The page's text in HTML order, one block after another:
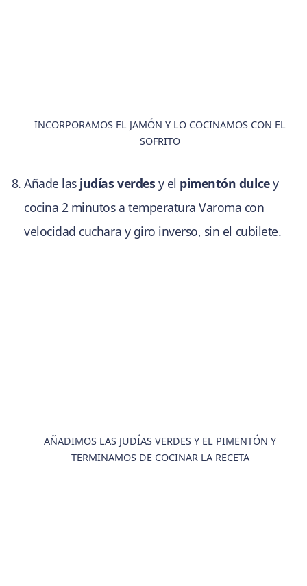
INCORPORAMOS EL JAMÓN Y LO COCINAMOS CON EL
SOFRITO
Añade las judías verdes y el pimentón dulcey
cocina 2 minutos a temperatura Varoma con
velocidad cuchara y giro inverso, sin el cubilete.
AÑADIMOS LAS JUDÍAS VERDES Y EL PIMENTÓN Y
TERMINAMOS DE COCINAR LA RECETA